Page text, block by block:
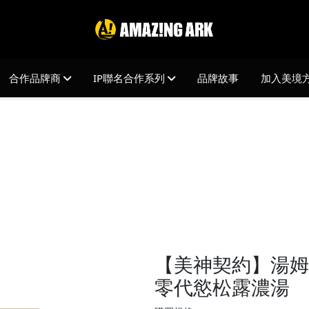
合作品牌商 IP聯名合作系列 品牌故事 加入美境
【美神契約】湯
零代慾松露濃湯